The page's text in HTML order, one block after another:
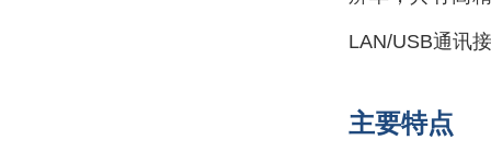
LAN/USB通讯
主要特点